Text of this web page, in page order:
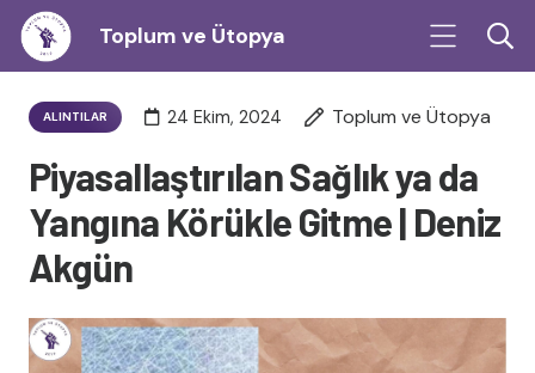
Toplum ve Ütopya
ALINTILAR 24 Ekim, 2024 Toplum ve Ütopya
Piyasallaştırılan Sağlık ya da
Yangına Körükle Gitme | Deniz
Akgün